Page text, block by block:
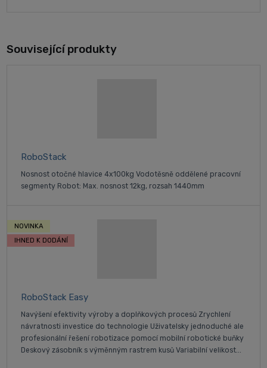
Související produkty
RoboStack
Nosnost otočné hlavice 4x100kg Vodotěsně oddělené pracovní
segmenty Robot: Max. nosnost 12kg, rozsah 1440mm
RoboStack Easy
Navýšení efektivity výroby a doplňkových procesů Zrychlení
návratnosti investice do technologie Uživatelsky jednoduché ale
profesionální řešení robotizace pomocí mobilní robotické buňky
Deskový zásobník s výměnným rastrem kusů Variabilní velikost...
NOVINKA
IHNED K DODÁNÍ